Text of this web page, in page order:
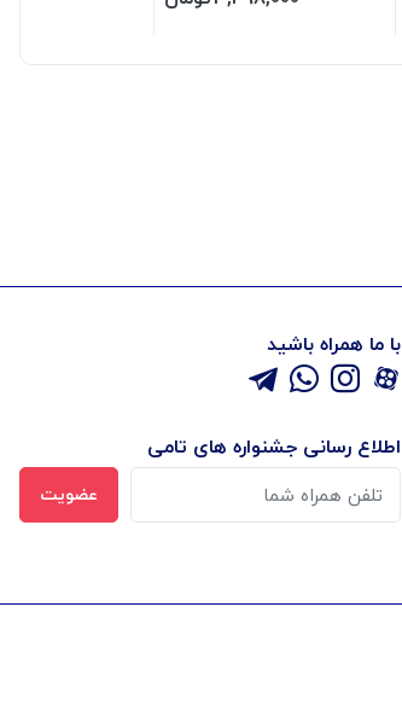
با ما همراه باشید
اطلاع رسانی جشنواره های تامی
عضویت